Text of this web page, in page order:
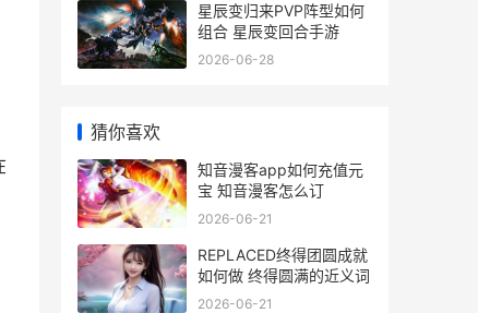
星辰变归来PVP阵型如何
组合 星辰变回合手游
2026-06-28
猜你喜欢
知音漫客app如何充值元
宝 知音漫客怎么订
2026-06-21
REPLACED终得团圆成就
如何做 终得圆满的近义词
2026-06-21